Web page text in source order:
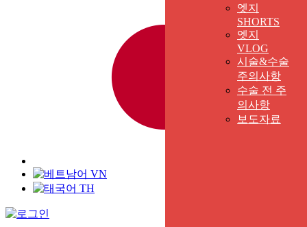
VN
TH
엣지
SHORTS
엣지
VLOG
시술&수술
주의사항
수술 전 주
의사항
보도자료